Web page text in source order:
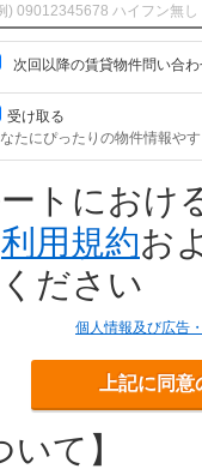
次回以降の賃貸物件問い合
受け取る
たにぴったりの物件情報や
トにおけ
利用規約お
ださい
個人情報及び広告
上記に同
て】